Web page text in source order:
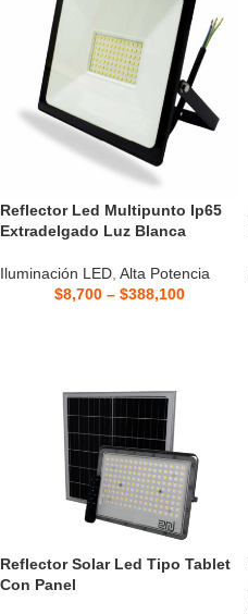
Reflector Led Multipunto Ip65
Extradelgado Luz Blanca
Iluminación LED Alta Potencia
$8,700 – $388,100
Reflector Solar Led Tipo Tablet
Con Panel